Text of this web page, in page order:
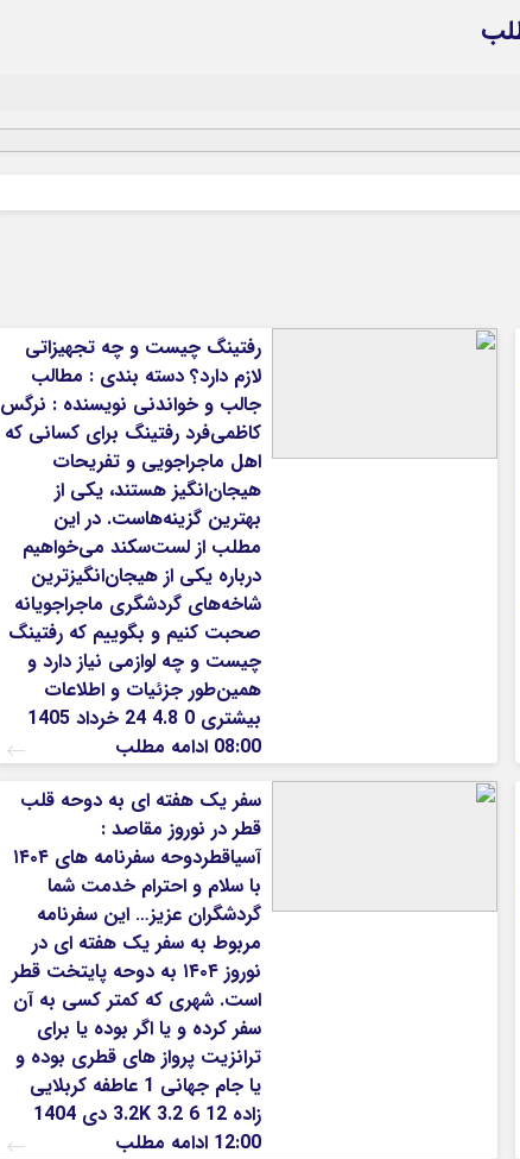
رفتینگ چیست و چه تجهیزاتی
لازم دارد؟ دسته بندی : مطالب
جالب و خواندنی نویسنده : نرگس
کاظمی‌فرد رفتینگ برای کسانی که
اهل ماجراجویی و تفریحات
هیجان‌انگیز هستند، یکی از
بهترین گزینه‌هاست. در این
مطلب از لست‌سکند می‌خواهیم
درباره یکی از هیجان‌انگیزترین
شاخه‌های گردشگری ماجراجویانه
صحبت کنیم و بگوییم که رفتینگ
چیست و چه لوازمی نیاز دارد و
همین‌طور جزئیات و اطلاعات
بیشتری 0 4.8 24 خرداد 1405
08:00 ادامه مطلب
سفر یک هفته ای به دوحه قلب
قطر در نوروز مقاصد :
آسیاقطردوحه سفرنامه های ۱۴۰۴
با سلام و احترام خدمت شما
گردشگران عزیز… این سفرنامه
مربوط به سفر یک هفته ای در
نوروز ۱۴۰۴ به دوحه پایتخت قطر
است. شهری که کمتر کسی به آن
سفر کرده و یا اگر بوده یا برای
ترانزیت پرواز های قطری بوده و
یا جام جهانی 1 عاطفه کربلایی
زاده 12 3.2K 3.2 6 دی 1404
12:00 ادامه مطلب